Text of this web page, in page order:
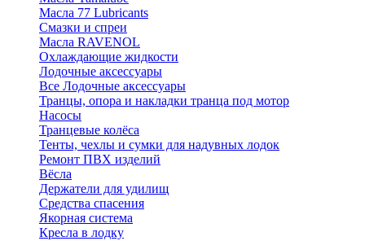
Масла 77 Lubricants
Смазки и спреи
Масла RAVENOL
Охлаждающие жидкости
Лодочные аксессуары
Все Лодочные аксессуары
Транцы, опора и накладки транца под мотор
Насосы
Транцевые колёса
Тенты, чехлы и сумки для надувных лодок
Ремонт ПВХ изделий
Вёсла
Держатели для удилищ
Средства спасения
Якорная система
Кресла в лодку